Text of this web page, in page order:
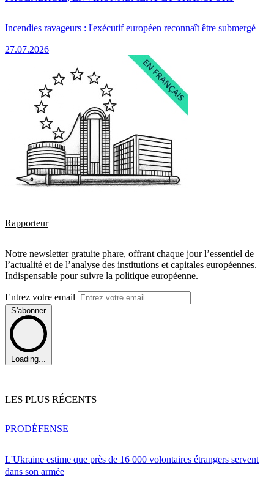
Incendies ravageurs : l'exécutif européen reconnaît être submergé
27.07.2026
Rapporteur
Notre newsletter gratuite phare, offrant chaque jour l’essentiel de
l’actualité et de l’analyse des institutions et capitales européennes.
Indispensable pour suivre la politique européenne.
Entrez votre email
S'abonner
Loading...
LES PLUS RÉCENTS
L'Ukraine estime que près de 16 000 volontaires étrangers servent
dans son armée
PRODÉFENSE